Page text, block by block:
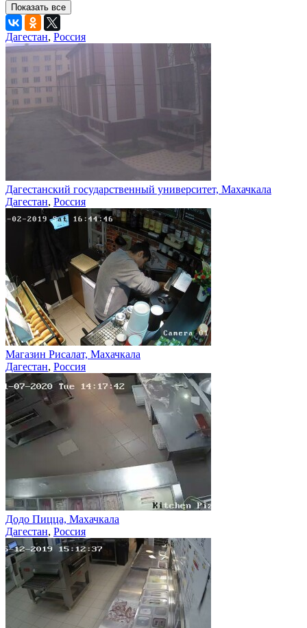
Показать все
Дагестан, Россия
Дагестанский государственный университет, Махачкала
Дагестан, Россия
Магазин Рисалат, Махачкала
Дагестан, Россия
Додо Пицца, Махачкала
Дагестан, Россия